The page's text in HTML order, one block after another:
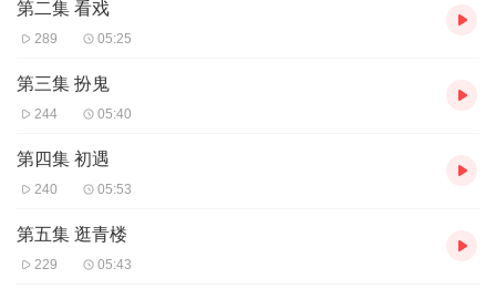
第二集 看戏
289 05:25
第三集 扮鬼
244 05:40
第四集 初遇
240 05:53
第五集 逛青楼
229 05:43